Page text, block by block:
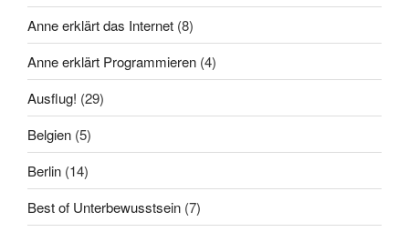
Anne erklärt das Internet (8)
Anne erklärt Programmieren (4)
Ausflug! (29)
Belgien (5)
Berlin (14)
Best of Unterbewusstsein (7)